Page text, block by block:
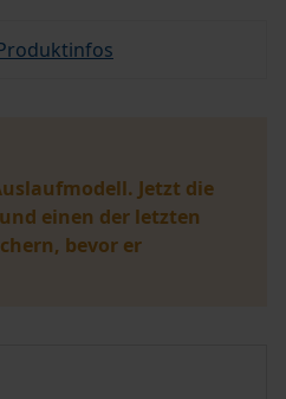
Jetzt die
einen der letzten
bevor er